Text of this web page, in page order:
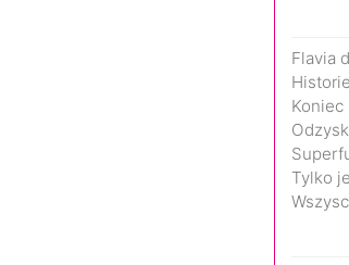
Flavia
Tylko